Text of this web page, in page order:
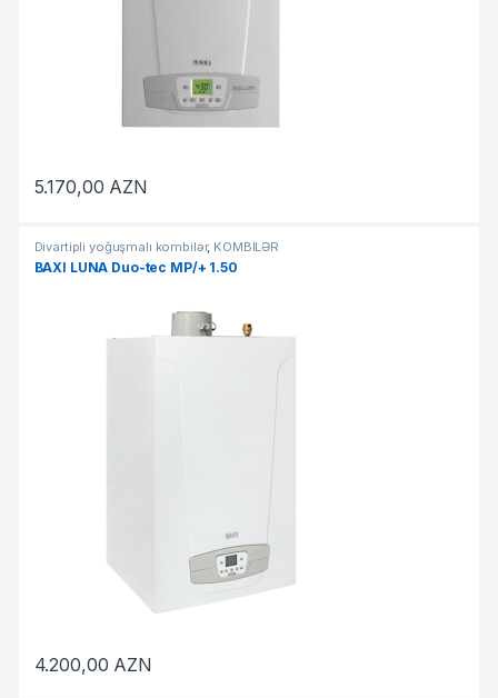
5.170,00 AZN
Divartipli yoğuşmalı kombilər, KOMBİLƏR
BAXI LUNA Duo-tec MP/+ 1.50
4.200,00 AZN